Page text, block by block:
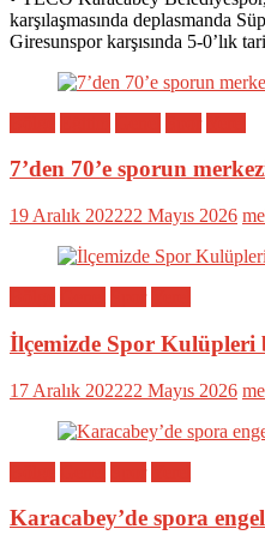
karşılaşmasında deplasmanda
Giresunspor karşısında 5-0’lık
7’den 70’e sporun
19 Aralık 202222 Mayıs 2026
İlçemizde Spor
17 Aralık 202222 Mayıs 2026
Karacabey’de spora